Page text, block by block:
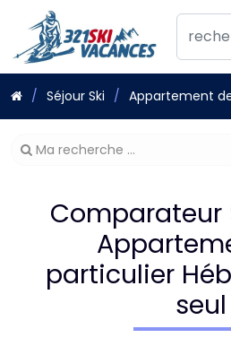
Séjour Ski Appartement
Modifier
Ma recherche ...
Comparateur
particulier
seul